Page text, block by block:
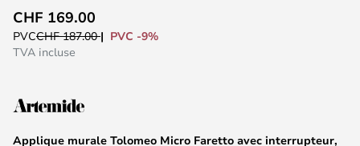
to
the
the
Applique murale Tolomeo Micro Faretto avec interrupteur,
CHF 169.00
PVCCHF 187.00
PVC -9%
TVA incluse